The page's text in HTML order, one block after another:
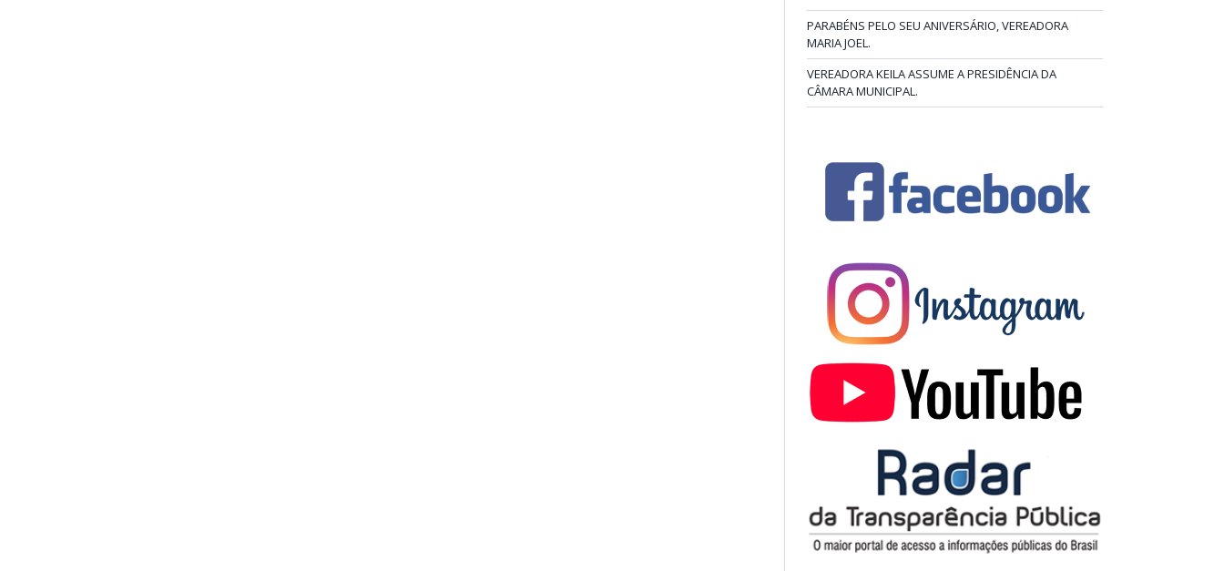
PARABÉNS PELO SEU ANIVERSÁRIO, VEREADORA
MARIA JOEL.
VEREADORA KEILA ASSUME A PRESIDÊNCIA DA
CÂMARA MUNICIPAL.